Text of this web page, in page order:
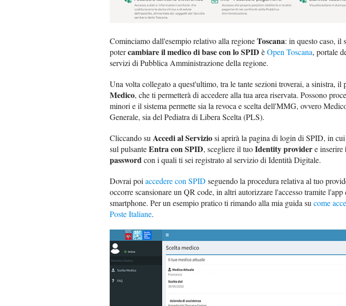
Cominciamo dall'esempio relativo alla regioneToscana: in questo caso, il
potercambiare il medico di base con lo SPID èOpen Toscana, portale
servizi di Pubblica Amministrazione della regione.
Una volta collegato a quest'ultimo, tra le tante sezioni troverai, a sinistra, il
Medico, che ti permetterà di accedere alla tua area riservata. Possono
minori e il sistema permette sia la revoca e scelta dell'MMG, ovvero
Generale, sia del Pediatra di Libera Scelta (PLS).
Cliccando su Accedi al Serviziosi aprirà la pagina di login di SPID, in
sul pulsanteEntra con SPID, scegliere il tuoIdentity providere inserire
passwordcon i quali ti sei registrato al servizio di Identità Digitale.
Dovrai poi accedere con SPID seguendo la procedura relativa al tuo
occorre scansionare un QR code, in altri autorizzare l'accesso tramite l'app
smartphone. Per un esempio pratico ti rimando alla mia guida su come
Poste Italiane.